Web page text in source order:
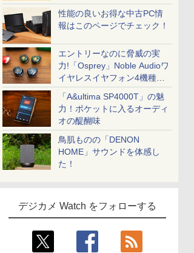
性能の良いお得な中古PC情
報はこのページでチェック！
エントリーなのに脅威の実
力!「Osprey」Noble Audioワ
イヤレスイヤフォン4機種を
一気に聴く
「A&ultima SP4000T」の魅
力！ポケットに入るオーディ
オの醍醐味
鳥肌ものの「DENON
HOME」サウンドを体感し
た！
デジカメ Watch をフォローする